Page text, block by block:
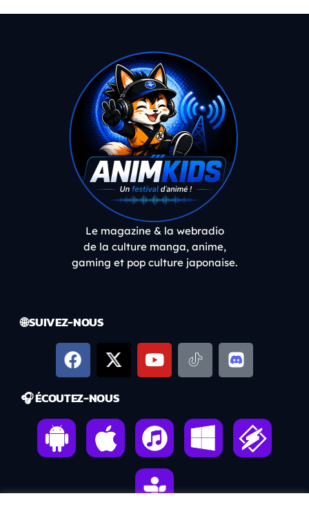
Le magazine & la webradio
de la culture manga, anime,
gaming et pop culture japonaise.
🌐 SUIVEZ-NOUS
🎧 ÉCOUTEZ-NOUS